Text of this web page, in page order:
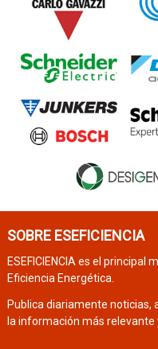
SOBRE ESEFICIENCIA
ESEFICIENCIA es el
Eficiencia Energética.
Publica diariamente noticias,
la información más